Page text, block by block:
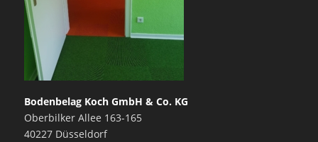
Bodenbelag Koch GmbH & Co. KG
Oberbilker Allee 163-165
40227 Düsseldorf